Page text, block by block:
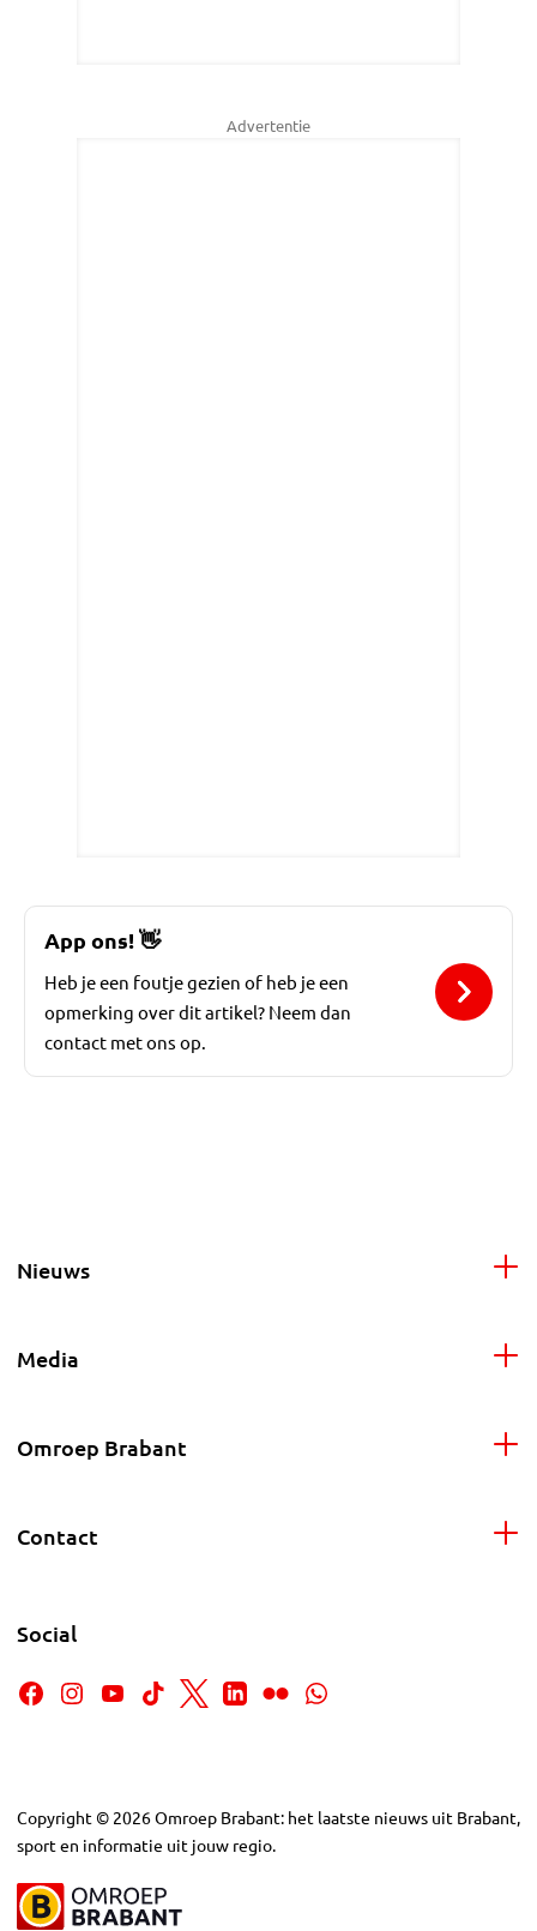
Advertentie
App ons!👋
Heb je een foutje gezien of heb je een
opmerking over dit artikel? Neem dan
contact met ons op.
Nieuws
Media
Omroep Brabant
Contact
Social
Copyright © 2026Omroep Brabant: het laatste nieuws uit Brabant,
sport en informatie uit jouw regio.